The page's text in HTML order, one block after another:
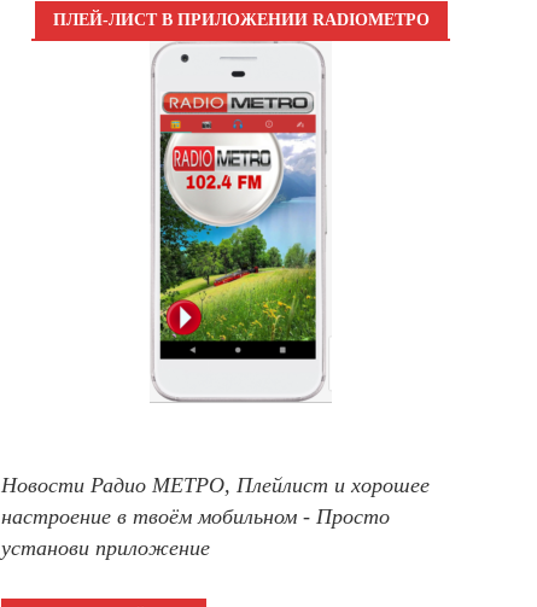
ПЛЕЙ-ЛИСТ В ПРИЛОЖЕНИИ RADIOМЕТРО
Новости Радио МЕТРО, Плейлист и хорошее
настроение в твоём мобильном - Просто
установи приложение